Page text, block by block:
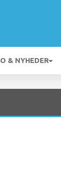
& NYHEDER